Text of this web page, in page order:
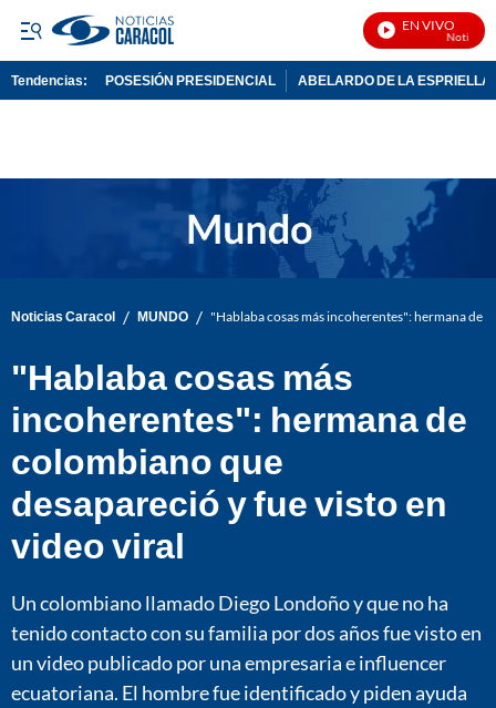
EN VIVO
Noticias
Tendencias: POSESIÓN PRESIDENCIAL ABELARDO DE LA ESPRIELLA
Noticias Caracol / MUNDO / "Hablaba cosas más incoherentes": hermana de
"Hablaba cosas más
incoherentes": hermana de
colombiano que
desapareció y fue visto en
video viral
Un colombiano llamado Diego Londoño y que no ha
tenido contacto con su familia por dos años fue visto en
un video publicado por una empresaria e influencer
ecuatoriana. El hombre fue identificado y piden ayuda